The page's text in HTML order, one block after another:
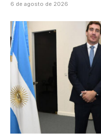
6 de agosto de 2026